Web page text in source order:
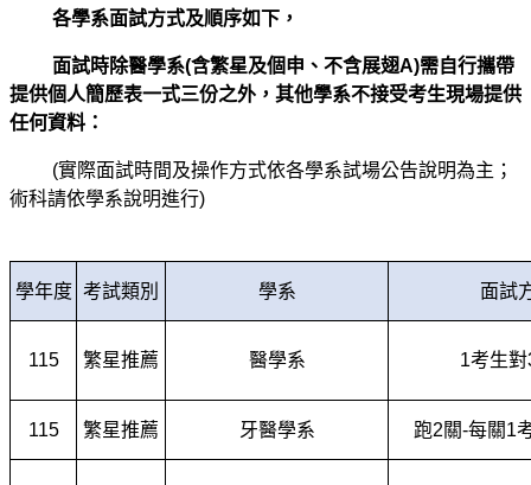
各學系面試方式及順序如下，
面試時除醫學系(含繁星及個申、不含展翅A)需自行攜帶
提供個人簡歷表一式三份之外，其他學系不接受考生現場提供
任何資料：
(實際面試時間及操作方式依各學系試場公告說明為主；
術科請依學系說明進行)
學年度 考試類別 學系 面試
115 繁星推薦 醫學系 1考生
115 繁星推薦 牙醫學系 跑2關-每關1